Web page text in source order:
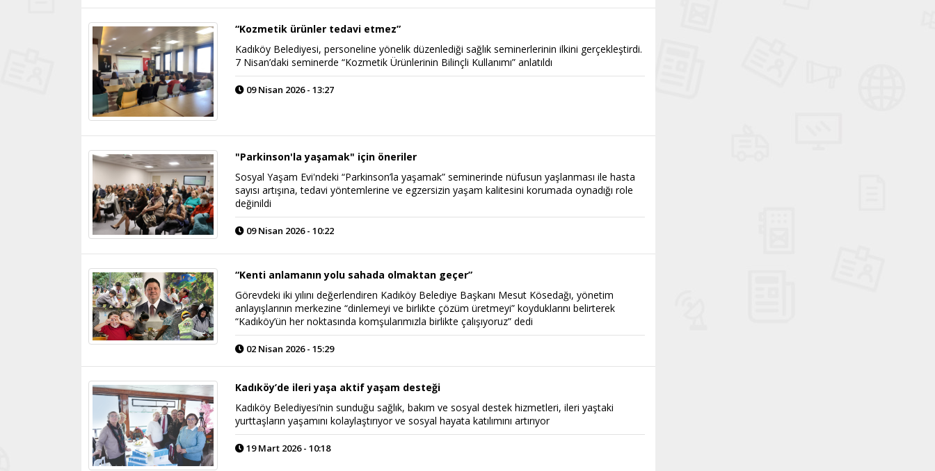
“Kozmetik ürünler tedavi etmez”
Kadıköy Belediyesi, personeline yönelik düzenlediği sağlık seminerlerinin ilkini gerçekleştirdi.
7 Nisan’daki seminerde “Kozmetik Ürünlerinin Bilinçli Kullanımı” anlatıldı
09 Nisan 2026 - 13:27
"Parkinson'la yaşamak" için öneriler
Sosyal Yaşam Evi'ndeki “Parkinson’la yaşamak” seminerinde nüfusun yaşlanması ile hasta
sayısı artışına, tedavi yöntemlerine ve egzersizin yaşam kalitesini korumada oynadığı role
değinildi
09 Nisan 2026 - 10:22
“Kenti anlamanın yolu sahada olmaktan geçer”
Görevdeki iki yılını değerlendiren Kadıköy Belediye Başkanı Mesut Kösedağı, yönetim
anlayışlarının merkezine “dinlemeyi ve birlikte çözüm üretmeyi” koyduklarını belirterek
“Kadıköy’ün her noktasında komşularımızla birlikte çalışıyoruz” dedi
02 Nisan 2026 - 15:29
Kadıköy’de ileri yaşa aktif yaşam desteği
Kadıköy Belediyesi’nin sunduğu sağlık, bakım ve sosyal destek hizmetleri, ileri yaştaki
yurttaşların yaşamını kolaylaştırıyor ve sosyal hayata katılımını artırıyor
19 Mart 2026 - 10:18